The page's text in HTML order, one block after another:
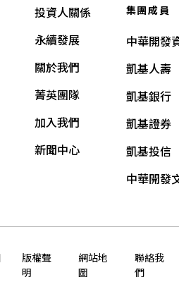
投資人關係
永續發展
關於我們
菁英團隊
加入我們
新聞中心
集團成員
中華開發
凱基人壽
凱基銀行
凱基證券
凱基投信
中華開發
版權聲
明
網站地
圖
聯絡我
們